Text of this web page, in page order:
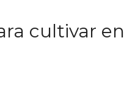
cultivar en